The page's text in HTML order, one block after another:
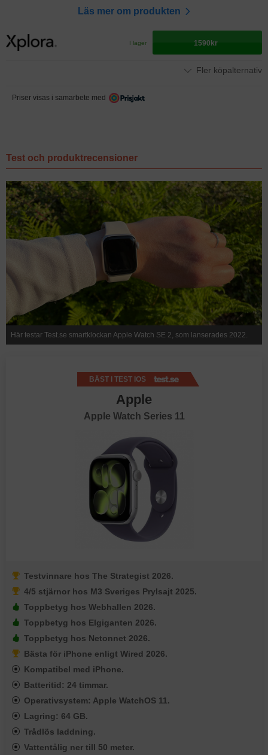
Läs mer om produkten
I lager 1590kr
Fler köpalternativ
Priser visas i samarbete med
Test och produktrecensioner
Här testar Test.se smartklockan Apple Watch SE 2, som lanserades 2022.
BÄST I TEST IOS
Apple
Apple Watch Series 11
Testvinnare hos The Strategist 2026.
4/5 stjärnor hos M3 Sveriges Prylsajt 2025.
Toppbetyg hos Webhallen 2026.
Toppbetyg hos Elgiganten 2026.
Toppbetyg hos Netonnet 2026.
Bästa för iPhone enligt Wired 2026.
Kompatibel med iPhone.
Batteritid: 24 timmar.
Operativsystem: Apple WatchOS 11.
Lagring: 64 GB.
Trådlös laddning.
Vattentålig ner till 50 meter.